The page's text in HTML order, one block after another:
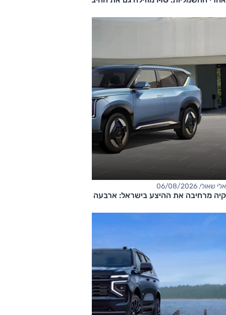
אלי שאולי, 06/08/2026
קיה מרחיבה את ההיצע בישראל: ארבעה דגמים חדשים בדרך